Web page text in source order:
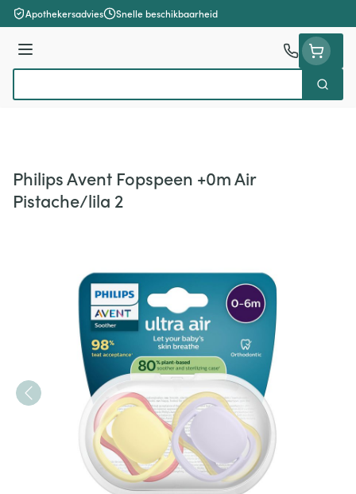
Ga naar de inhoud
Apothekersadvies Snelle beschikbaarheid
Menu
Zoek
Philips Avent Fopspeen +0m Air
Pistache/lila 2